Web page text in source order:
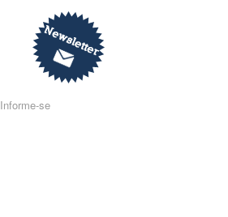
Informe-se